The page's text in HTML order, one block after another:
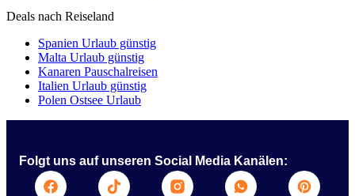
Deals nach Reiseland
Spanien Urlaub günstig
Malta Urlaub günstig
Kanaren Pauschalreisen
Italien Urlaub günstig
Polen Ostsee Urlaub